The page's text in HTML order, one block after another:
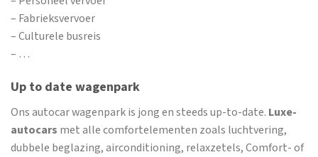
– Fabrieksvervoer
– Culturele busreis
– …
Up to date wagenpark
Ons autocar wagenpark is jong en steeds up-to-date. Luxe-
autocars met alle comfortelementen zoals luchtvering,
dubbele beglazing, airconditioning, relaxzetels, Comfort- of